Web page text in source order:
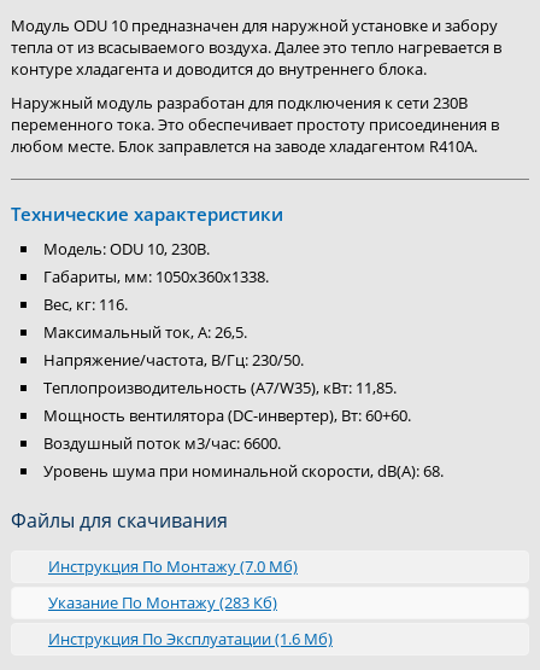
Модуль ODU 10 предназначен для наружной установке и забору
тепла от из всасываемого воздуха. Далее это тепло нагревается в
контуре хладагента и доводится до внутреннего блока.
Наружный модуль разработан для подключения к сети 230В
переменного тока. Это обеспечивает простоту присоединения в
любом месте. Блок заправлется на заводе хладагентом R410A.
Технические характеристики
Модель: ODU 10, 230B.
Габариты, мм: 1050x360x1338.
Вес, кг: 116.
Максимальный ток, А: 26,5.
Напряжение/частота, В/Гц: 230/50.
Теплопроизводительность (A7/W35), кВт: 11,85.
Мощность вентилятора (DC-инвертер), Вт: 60+60.
Воздушный поток м3/час: 6600.
Уровень шума при номинальной скорости, dB(A): 68.
Файлы для скачивания
Инструкция По Монтажу (7.0 Мб)
Указание По Монтажу (283 Кб)
Инструкция По Эксплуатации (1.6 Мб)